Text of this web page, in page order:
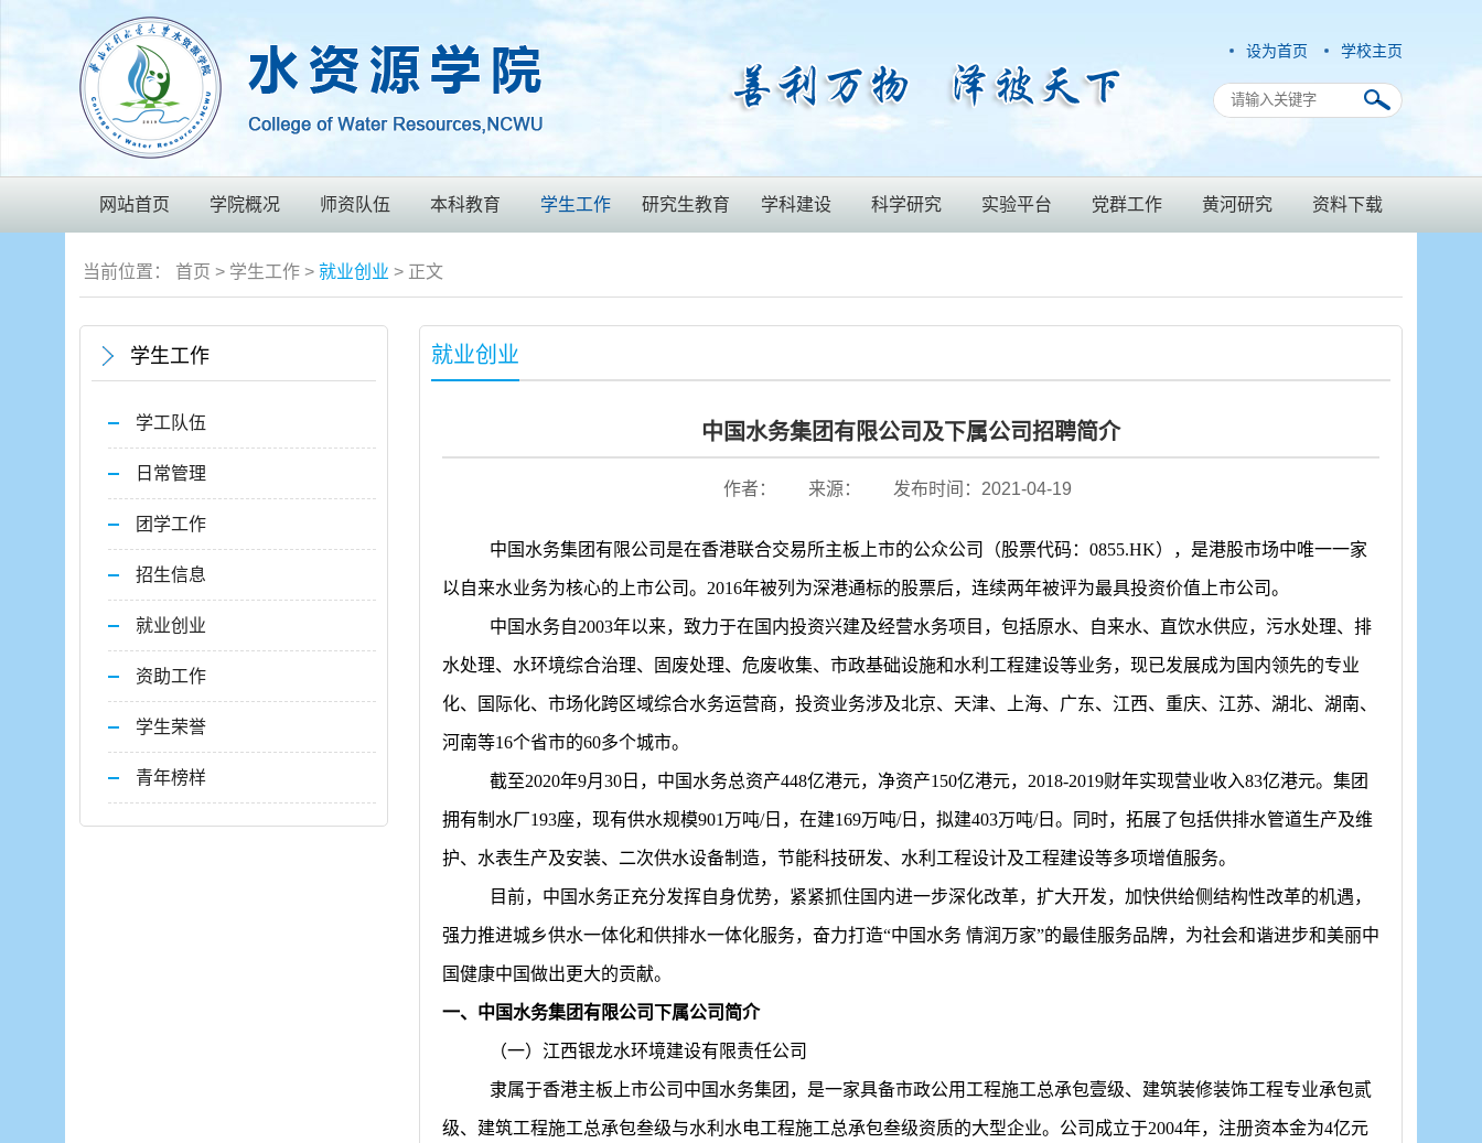
设为首页 学校主页
网站首页 学院概况 师资队伍 本科教育 学生工作 研究生教育 学科建设 科学研究 实验平台 党群工作 黄河研究 资料下载
当前位置： 首页 > 学生工作 > 就业创业 > 正文
学生工作
学工队伍
日常管理
团学工作
招生信息
就业创业
资助工作
学生荣誉
青年榜样
就业创业
中国水务集团有限公司及下属公司招聘简介
作者： 来源： 发布时间：2021-04-19
中国水务集团有限公司是在香港联合交易所主板上市的公众公司（股票代码： 0855.HK），是港股市场中唯一一家
以自来水业务为核心的上市公司。 2016年被列为深港通标的股票后，连续两年被评为最具投资价值上市公司。
中国水务自2003年以来，致力于在国内投资兴建及经营水务项目，包括原水、自来水、直饮水供应，污水处理、排
水处理、水环境综合治理、固废处理、危废收集、市政基础设施和水利工程建设等业务，现已发展成为国内领先的专业
化、国际化、市场化跨区域综合水务运营商，投资业务涉及北京、天津、上海、广东、江西、重庆、江苏、湖北、湖南、
河南等16个省市的60多个城市。
截至2020年9月 30 日，中国水务总资产448亿港元，净资产150亿港元， 2018-2019财年实现营业收入83亿港元。集团
拥有制水厂193座，现有供水规模901万吨/日，在建169万吨/日，拟建403万吨/日。同时，拓展了包括供排水管道生产及维
护、水表生产及安装、二次供水设备制造，节能科技研发、水利工程设计及工程建设等多项增值服务。
目前，中国水务正充分发挥自身优势，紧紧抓住国内进一步深化改革，扩大开发，加快供给侧结构性改革的机遇，
强力推进城乡供水一体化和供排水一体化服务，奋力打造“中国水务 情润万家”的最佳服务品牌，为社会和谐进步和美丽中
国健康中国做出更大的贡献。
一、中国水务集团有限公司下属公司简介
（一）江西银龙水环境建设有限责任公司
隶属于香港主板上市公司中国水务集团，是一家具备市政公用工程施工总承包壹级、建筑装修装饰工程专业承包贰
级、建筑工程施工总承包叁级与水利水电工程施工总承包叁级资质的大型企业。公司成立于2004年，注册资本金为4亿元